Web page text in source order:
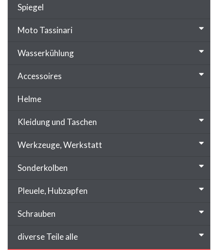
Spiegel
Moto Tassinari
Wasserkühlung
Accessoires
Helme
Kleidung und Taschen
Werkzeuge, Werkstatt
Sonderkolben
Pleuele, Hubzapfen
Schrauben
diverse Teile alle